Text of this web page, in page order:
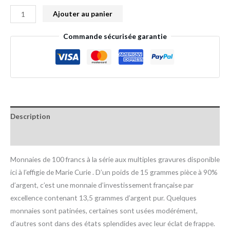
Ajouter au panier
Commande sécurisée garantie
Description
Monnaies de 100 francs à la série aux multiples gravures disponible
ici à l’effigie de Marie Curie . D’un poids de 15 grammes pièce à 90%
d’argent, c’est une monnaie d’investissement française par
excellence contenant 13,5 grammes d’argent pur. Quelques
monnaies sont patinées, certaines sont usées modérément,
d’autres sont dans des états splendides avec leur éclat de frappe.